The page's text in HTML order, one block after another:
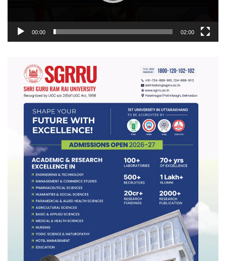
00:00 02:00